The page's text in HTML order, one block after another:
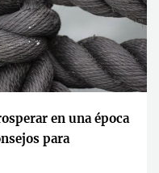
en una época
para